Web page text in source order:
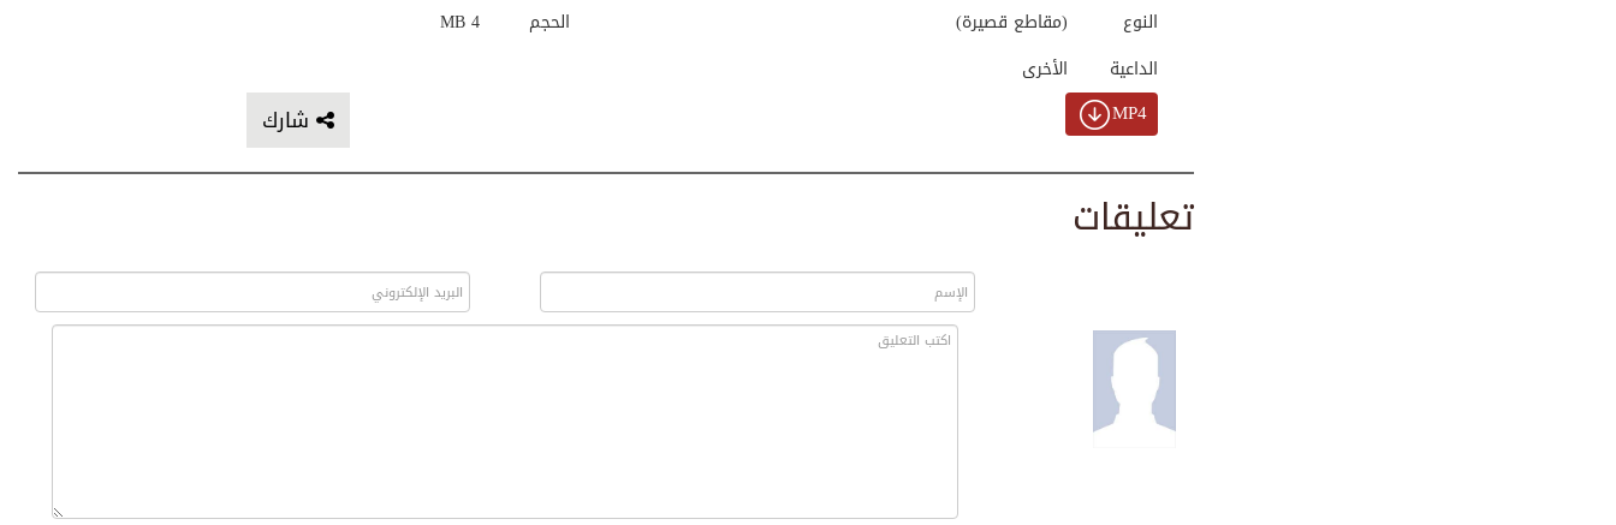
4 MB
الحجم
(مقاطع قصيرة)
النوع
الأخرى
الداعية
شارك MP4
تعليقات